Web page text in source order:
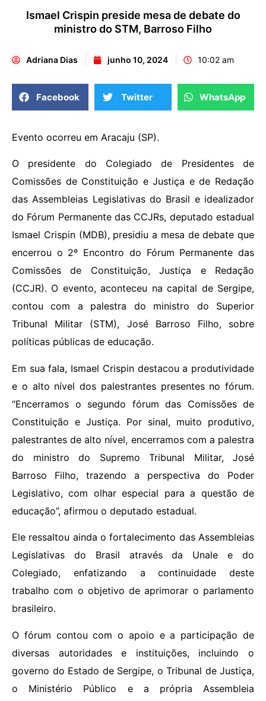
Ismael Crispin preside mesa de debate do
ministro do STM, Barroso Filho
Adriana Dias junho 10, 2024 10:02 am
Facebook Twitter WhatsApp
Evento ocorreu em Aracaju (SP).
O presidente do Colegiado de Presidentes de
Comissões de Constituição e Justiça e de Redação
das Assembleias Legislativas do Brasil e idealizador
do Fórum Permanente das CCJRs, deputado estadual
Ismael Crispin (MDB), presidiu a mesa de debate que
encerrou o 2º Encontro do Fórum Permanente das
Comissões de Constituição, Justiça e Redação
(CCJR). O evento, aconteceu na capital de Sergipe,
contou com a palestra do ministro do Superior
Tribunal Militar (STM), José Barroso Filho, sobre
políticas públicas de educação.
Em sua fala, Ismael Crispin destacou a produtividade
e o alto nível dos palestrantes presentes no fórum.
“Encerramos o segundo fórum das Comissões de
Constituição e Justiça. Por sinal, muito produtivo,
palestrantes de alto nível, encerramos com a palestra
do ministro do Supremo Tribunal Militar, José
Barroso Filho, trazendo a perspectiva do Poder
Legislativo, com olhar especial para a questão de
educação”, afirmou o deputado estadual.
Ele ressaltou ainda o fortalecimento das Assembleias
Legislativas do Brasil através da Unale e do
Colegiado, enfatizando a continuidade deste
trabalho com o objetivo de aprimorar o parlamento
brasileiro.
O fórum contou com o apoio e a participação de
diversas autoridades e instituições, incluindo o
governo do Estado de Sergipe, o Tribunal de Justiça,
o Ministério Público e a própria Assembleia